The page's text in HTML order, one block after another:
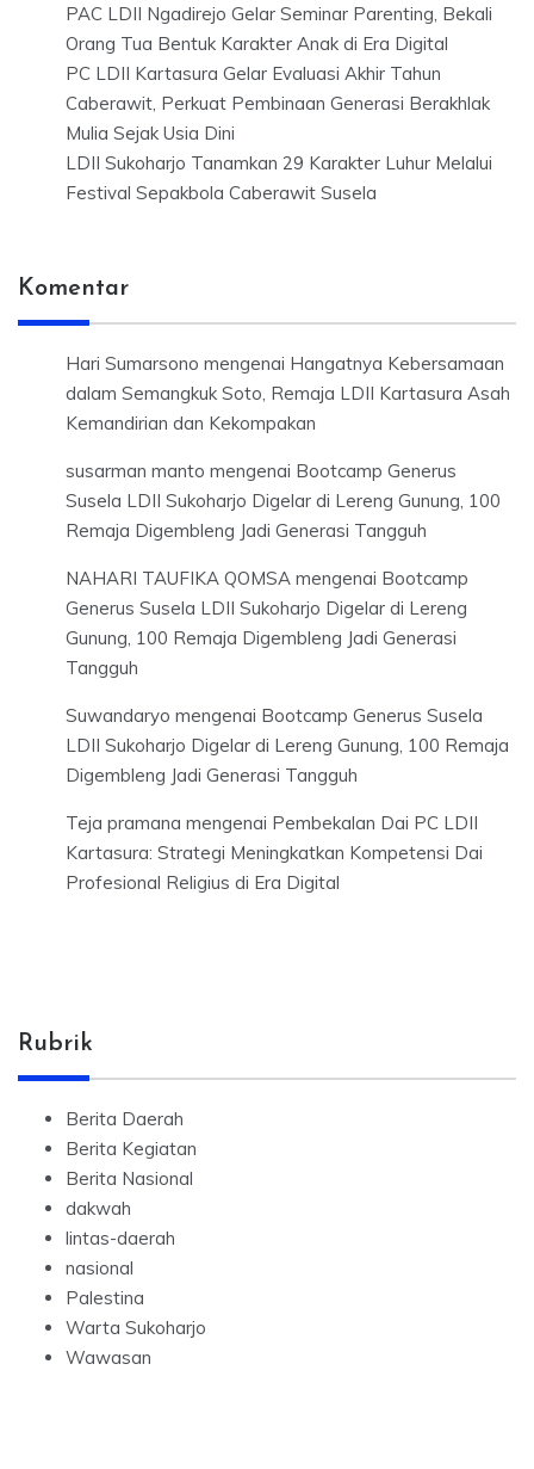
PAC LDII Ngadirejo Gelar Seminar Parenting, Bekali
Orang Tua Bentuk Karakter Anak di Era Digital
PC LDII Kartasura Gelar Evaluasi Akhir Tahun
Caberawit, Perkuat Pembinaan Generasi Berakhlak
Mulia Sejak Usia Dini
LDII Sukoharjo Tanamkan 29 Karakter Luhur Melalui
Festival Sepakbola Caberawit Susela
Komentar
Hari Sumarsono mengenai Hangatnya Kebersamaan
dalam Semangkuk Soto, Remaja LDII Kartasura Asah
Kemandirian dan Kekompakan
susarman manto mengenai Bootcamp Generus
Susela LDII Sukoharjo Digelar di Lereng Gunung, 100
Remaja Digembleng Jadi Generasi Tangguh
NAHARI TAUFIKA QOMSA mengenai Bootcamp
Generus Susela LDII Sukoharjo Digelar di Lereng
Gunung, 100 Remaja Digembleng Jadi Generasi
Tangguh
Suwandaryo mengenai Bootcamp Generus Susela
LDII Sukoharjo Digelar di Lereng Gunung, 100 Remaja
Digembleng Jadi Generasi Tangguh
Teja pramana mengenai Pembekalan Dai PC LDII
Kartasura: Strategi Meningkatkan Kompetensi Dai
Profesional Religius di Era Digital
Rubrik
Berita Daerah
Berita Kegiatan
Berita Nasional
dakwah
lintas-daerah
nasional
Palestina
Warta Sukoharjo
Wawasan